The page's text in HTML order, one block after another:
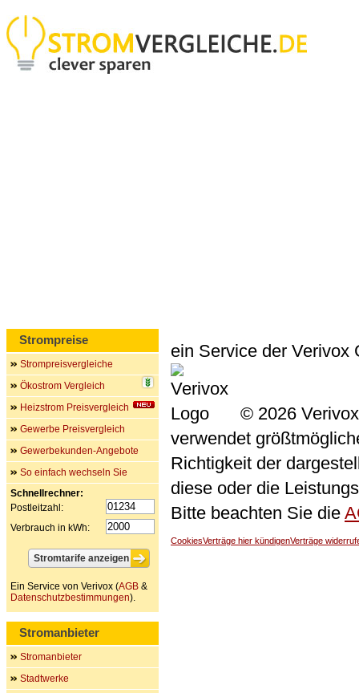
ein Service der Verivox
© 2026
verwendet
Richtigkeit der
diese oder die
Bitte beachten Sie die
CookiesVerträge hier kündigenVerträge
Strompreise
Strompreisvergleiche
Ökostrom Vergleich
Heizstrom Preisvergleich
Gewerbe Preisvergleich
Gewerbekunden-Angebote
So einfach wechseln Sie
Schnellrechner:
Postleitzahl:
Verbrauch in kWh:
Ein Service von Verivox (AGB &
Datenschutzbestimmungen).
Stromanbieter
Stromanbieter
Stadtwerke